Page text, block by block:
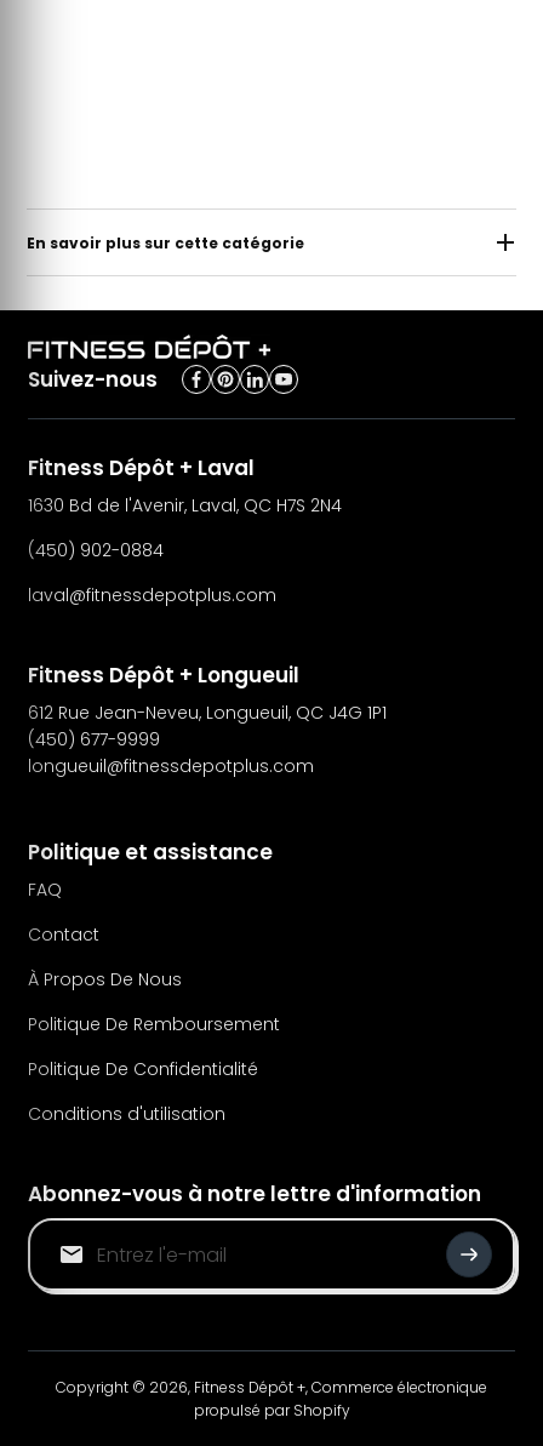
En savoir plus sur cette catégorie
Suivez-nous
Fitness Dépôt + Laval
1630 Bd de l'Avenir, Laval, QC H7S 2N4
(450) 902-0884
laval@fitnessdepotplus.com
Fitness Dépôt + Longueuil
612 Rue Jean-Neveu, Longueuil, QC J4G 1P1
(450) 677-9999
longueuil@fitnessdepotplus.com
Politique et assistance
FAQ
Contact
À Propos De Nous
Politique De Remboursement
Politique De Confidentialité
Conditions d'utilisation
Abonnez-vous à notre lettre d'information
Copyright © 2026, Fitness Dépôt +,Commerce électronique
propulsé par Shopify